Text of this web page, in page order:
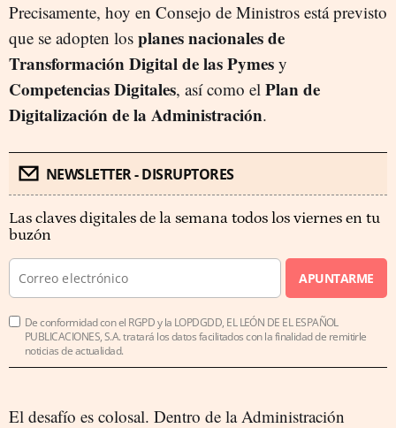
Precisamente, hoy en Consejo de Ministros está previsto
que se adopten los planes nacionales de
Transformación Digital de las Pymes y
Competencias Digitales, así como el Plan de
Digitalización de la Administración.
NEWSLETTER - DISRUPTORES
Las claves digitales de la semana todos los viernes en tu
buzón
APUNTARME
De conformidad con el RGPD y la LOPDGDD, EL LEÓN DE EL ESPAÑOL
PUBLICACIONES, S.A. tratará los datos facilitados con la finalidad de remitirle
noticias de actualidad.
El desafío es colosal. Dentro de la Administración